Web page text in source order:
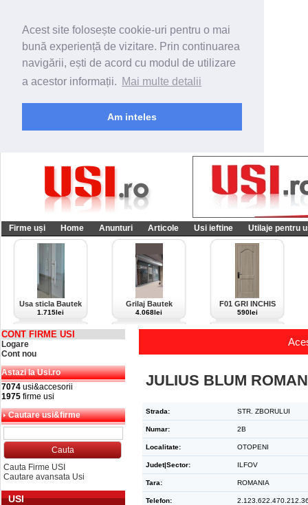
Acest site folosește cookie-uri pentru o mai
bună experiență de vizitare. Prin continuarea
navigării, ești de acord cu modul de utilizare
a acestor informații. Mai multe detalii
Am inteles
Firme uși Home Anunturi Articole Usi ieftine Utilaje pentru
Usa sticla Bautek
1.715lei
Grilaj Bautek
4.068lei
F01 GRI INCHIS
590lei
CONT FIRME USI
Logare
Cont nou
Astazi la Usi.ro
7074 usi&accesorii
1975 firme usi
Cautare usi&firme
Cauta Firme USI
Cautare avansata Usi
USI
JULIUS BLUM
Strada: STR. ZBORULUI
Numar: 2B
Localitate: OTOPENI
Judet|Sector: ILFOV
Tara: ROMANIA
Telefon: